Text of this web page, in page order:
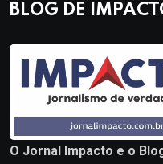
BLOG DE
O Jornal Impacto e o